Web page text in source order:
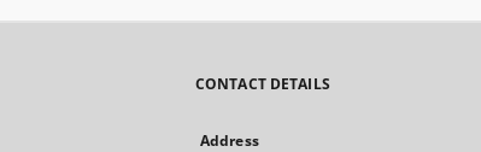
CONTACT DETAILS
Address